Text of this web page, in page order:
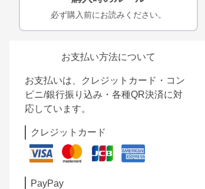
必ず購入前にお読みください。
お支払い方法について
お支払いは、クレジットカード・コン
ビニ/銀行振り込み・各種QR決済に対
応しています。
クレジットカード
PayPay